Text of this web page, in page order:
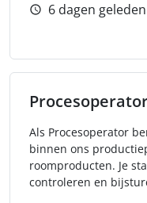
6 dagen geleden
Als Procesoperator
binnen ons
roomproducten. Je
controleren en